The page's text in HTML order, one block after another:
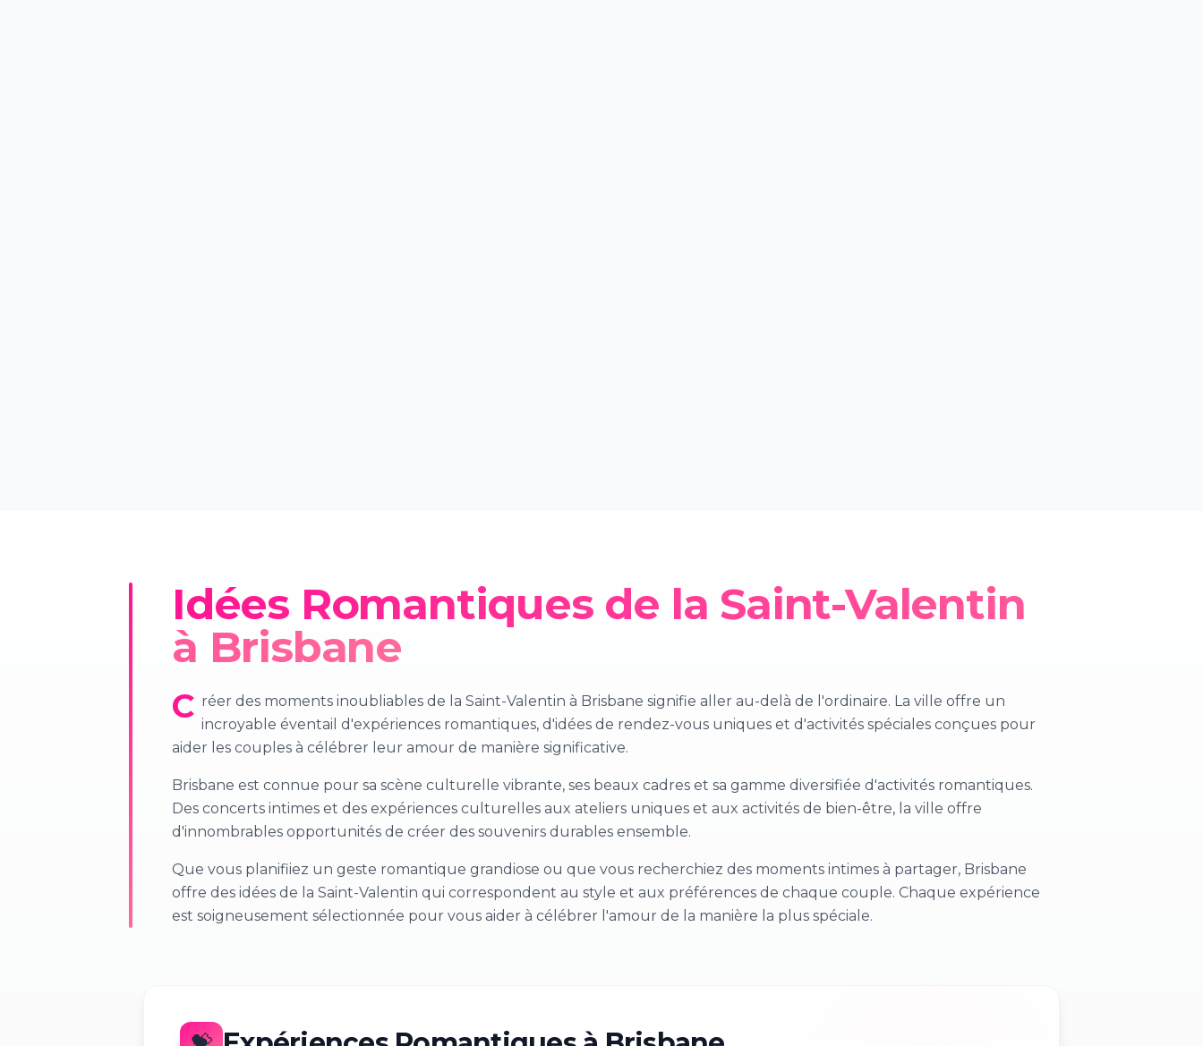
Idées Romantiques de la Saint-Valentin
à Brisbane
C réer des moments inoubliables de la Saint-Valentin à Brisbane signifie aller au-delà de l'ordinaire. La ville offre un
incroyable éventail d'expériences romantiques, d'idées de rendez-vous uniques et d'activités spéciales conçues pour
aider les couples à célébrer leur amour de manière significative.
Brisbane est connue pour sa scène culturelle vibrante, ses beaux cadres et sa gamme diversifiée d'activités romantiques.
Des concerts intimes et des expériences culturelles aux ateliers uniques et aux activités de bien-être, la ville offre
d'innombrables opportunités de créer des souvenirs durables ensemble.
Que vous planifiiez un geste romantique grandiose ou que vous recherchiez des moments intimes à partager, Brisbane
offre des idées de la Saint-Valentin qui correspondent au style et aux préférences de chaque couple. Chaque expérience
est soigneusement sélectionnée pour vous aider à célébrer l'amour de la manière la plus spéciale.